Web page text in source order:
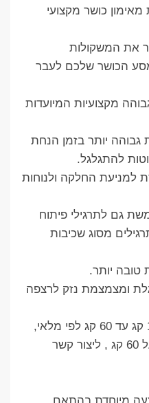
מאימון כושר מקצועי
את המשקולות
הכושר שלכם לעבר
מקצועיות המיועדות
יותר בזמן הנחת
להתגלגל.
למניעת החלקה ולנוחות
גם לתרגילי פיתוח
מסוג שכיבות
טובה יותר.
ומצמצמת נזק לרצפה
נמכרת במשקלים שונים עד 1 קג עד 60 קג לפי מלאי,
וניתן להזמין משקל מיוחד מעל 60 קג , ליצור קשר